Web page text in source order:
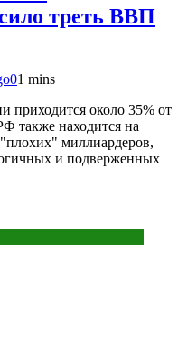
треть ВВП
01 mins
приходится около 35% от
также находится на
миллиардеров,
и подверженных